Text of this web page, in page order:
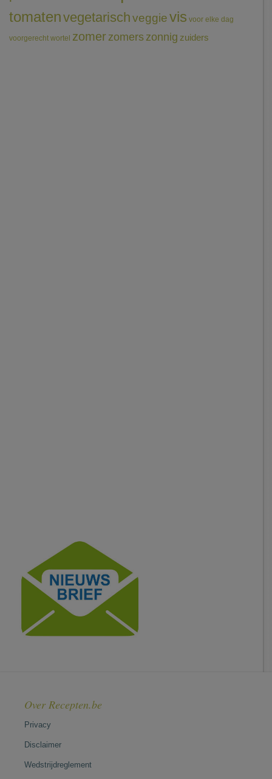
tomatenvegetarischveggievis voor elke dag
voorgerecht wortel zomerzomerszonnig zuiders
Over Recepten.be
Privacy
Disclaimer
Wedstrijdreglement